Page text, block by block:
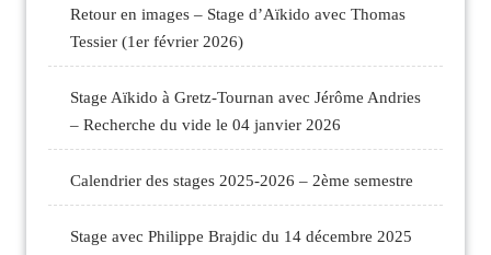
Retour en images – Stage d’Aïkido avec Thomas
Tessier (1er février 2026)
Stage Aïkido à Gretz-Tournan avec Jérôme Andries
– Recherche du vide le 04 janvier 2026
Calendrier des stages 2025-2026 – 2ème semestre
Stage avec Philippe Brajdic du 14 décembre 2025